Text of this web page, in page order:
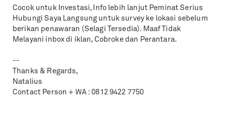
Cocok untuk Investasi, Info lebih lanjut Peminat Serius
Hubungi Saya Langsung untuk survey ke lokasi sebelum
berikan penawaran (Selagi Tersedia). Maaf Tidak
Melayani inbox di iklan, Cobroke dan Perantara.
--
Thanks & Regards,
Natalius
Contact Person + WA : 0812 9422 7750